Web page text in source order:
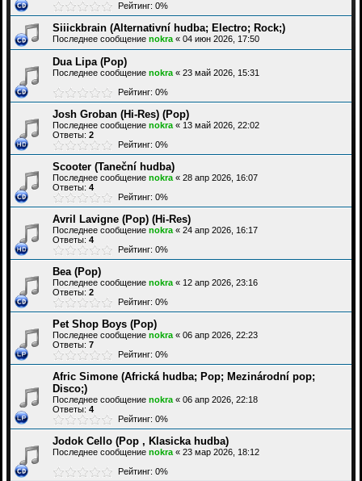
Рейтинг: 0%
Siiickbrain (Alternativní hudba; Electro; Rock;)
Последнее сообщение nokra « 04 июн 2026, 17:50
Dua Lipa (Pop)
Последнее сообщение nokra « 23 май 2026, 15:31
Рейтинг: 0%
Josh Groban (Hi-Res) (Pop)
Последнее сообщение nokra « 13 май 2026, 22:02
Ответы: 2
Рейтинг: 0%
Scooter (Taneční hudba)
Последнее сообщение nokra « 28 апр 2026, 16:07
Ответы: 4
Рейтинг: 0%
Avril Lavigne (Pop) (Hi-Res)
Последнее сообщение nokra « 24 апр 2026, 16:17
Ответы: 4
Рейтинг: 0%
Bea (Pop)
Последнее сообщение nokra « 12 апр 2026, 23:16
Ответы: 2
Рейтинг: 0%
Pet Shop Boys (Pop)
Последнее сообщение nokra « 06 апр 2026, 22:23
Ответы: 7
Рейтинг: 0%
Afric Simone (Africká hudba; Pop; Mezinárodní pop;
Disco;)
Последнее сообщение nokra « 06 апр 2026, 22:18
Ответы: 4
Рейтинг: 0%
Jodok Cello (Pop , Klasicka hudba)
Последнее сообщение nokra « 23 мар 2026, 18:12
Рейтинг: 0%